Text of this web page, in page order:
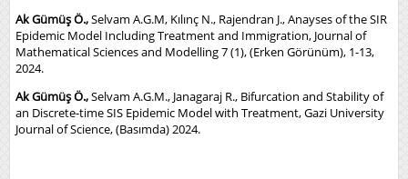
Ak Gümüş Ö.,Selvam A.G.M, Kılınç N., Rajendran J., Anayses of the SIR
Epidemic Model Including Treatment and Immigration, Journal of
Mathematical Sciences and Modelling 7 (1), (Erken Görünüm), 1-13,
2024.
Ak Gümüş Ö.,Selvam A.G.M., Janagaraj R., Bifurcation and Stability of
an Discrete-time SIS Epidemic Model with Treatment, Gazi University
Journal of Science, (Basımda) 2024.